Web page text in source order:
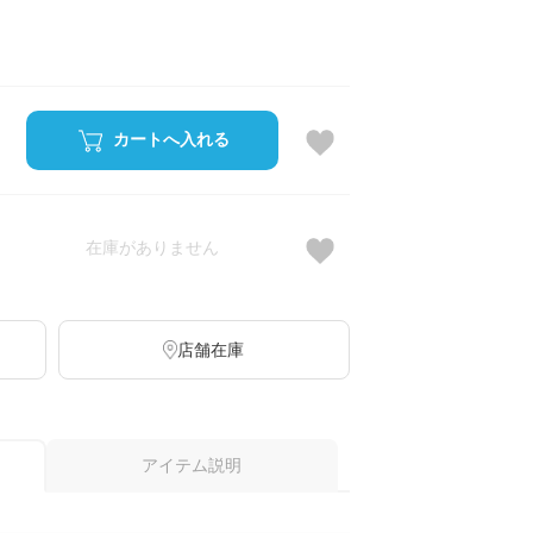
カートへ入れる
在庫がありません
店舗在庫
アイテム説明